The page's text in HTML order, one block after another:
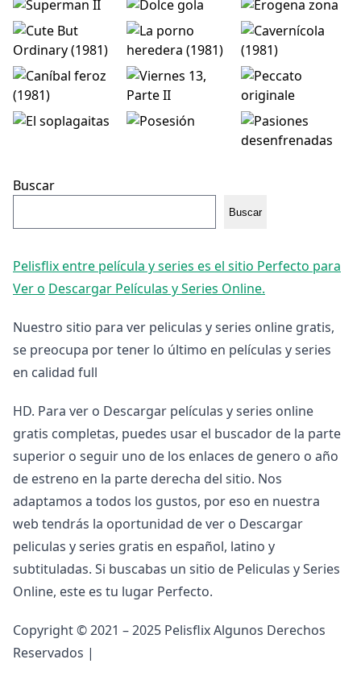
Buscar
Buscar
Pelisflix entre película y series es el sitio Perfecto para
Ver o Descargar Películas y Series Online.
Nuestro sitio para ver peliculas y series online gratis,
se preocupa por tener lo último en películas y series
en calidad full
HD. Para ver o Descargar películas y series online
gratis completas, puedes usar el buscador de la parte
superior o seguir uno de los enlaces de genero o año
de estreno en la parte derecha del sitio. Nos
adaptamos a todos los gustos, por eso en nuestra
web tendrás la oportunidad de ver o Descargar
peliculas y series gratis en español, latino y
subtituladas. Si buscabas un sitio de Peliculas y Series
Online, este es tu lugar Perfecto.
Copyright © 2021 – 2025 Pelisflix Algunos Derechos
Reservados |